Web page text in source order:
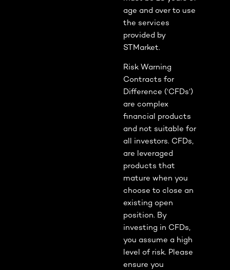
age and over to use
the services
provided by
STMarket.
Risk Warning
Contracts for
Difference (‘CFDs’)
are complex
financial products
and not suitable for
all investors. CFDs,
are leveraged
products that
mature when you
choose to close an
existing open
position. By
investing in CFDs,
you assume a high
level of risk. Please
ensure you